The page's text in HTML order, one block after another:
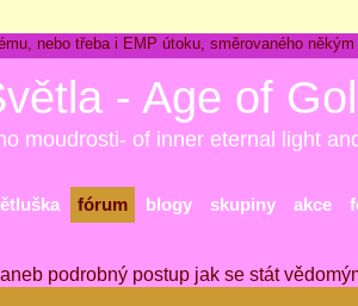
nebo třeba i EMP útoku, směrovaného
- Age of
moudrosti- of inner eternal light
fórum blogy skupiny akce
podrobný postup jak se stát